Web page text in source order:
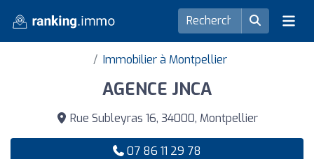
Immobilier à Montpellier
AGENCE JNCA
Rue Subleyras 16, 34000, Montpellier
07 86 11 29 78